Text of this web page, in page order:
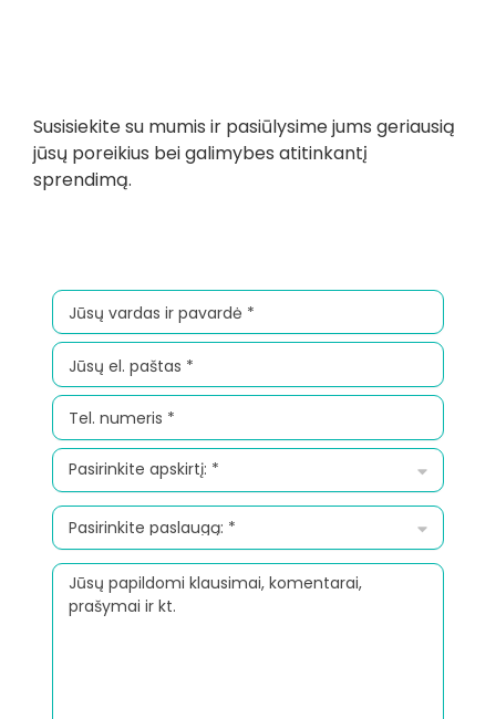
Susisiekite su mumis ir pasiūlysime jums geriausią
jūsų poreikius bei galimybes atitinkantį
sprendimą.